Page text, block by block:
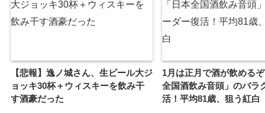
【悲報】逸ノ城さん、生ビール大ジ
ョッキ30杯＋ウィスキーを飲み干
す酒豪だった
1月は正月で酒が飲める
全国酒飲み音頭」のバラ
活！平均81歳、狙う紅白